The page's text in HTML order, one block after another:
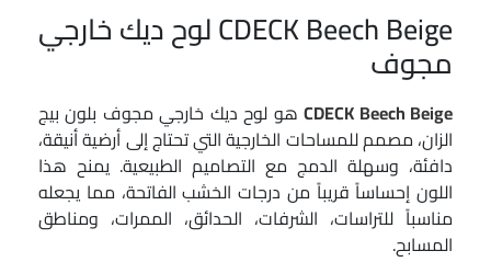
CDECK Beech Beige لوح ديك خارجي
مجوف
CDECK Beech Beigeهو لوح ديك خارجي مجوف بلون بيج
الزان، مصمم للمساحات الخارجية التي تحتاج إلى أرضية أنيقة،
دافئة، وسهلة الدمج مع التصاميم الطبيعية. يمنح هذا
اللون إحساساً قريباً من درجات الخشب الفاتحة، مما يجعله
مناسباً للتراسات، الشرفات، الحدائق، الممرات، ومناطق
المسابح.